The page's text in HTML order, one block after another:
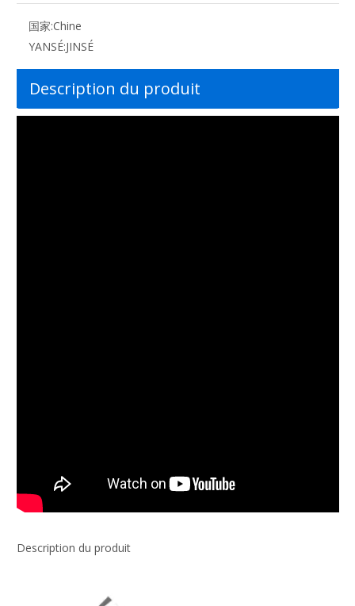
国家:Chine
YANSÉ:JINSÉ
Description du produit
Description du produit